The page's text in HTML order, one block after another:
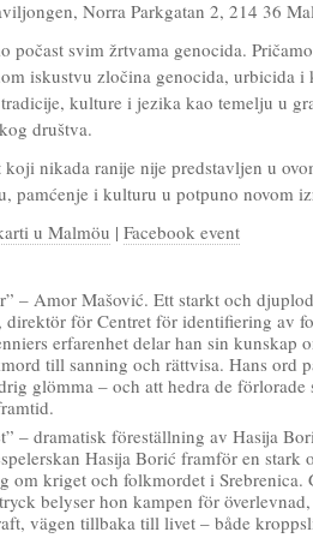
Norra Parkgatan 2, 214 36
počast svim žrtvama genocida.
iskustvu zločina genocida, urbicida i
kulture i jezika kao temelju u
društva.
koji nikada ranije nije predstavljen u
pamćenje i kulturu u potpuno novom
u Malmöu | Facebook event
– Amor Mašović. Ett starkt och
direktör för Centret för identifiering av
erfarenhet delar han sin kunskap
till sanning och rättvisa. Hans ord
glömma – och att hedra de
– dramatisk föreställning av Hasija
Hasija Borić framför en stark
om kriget och folkmordet i Srebrenica.
belyser hon kampen för
vägen tillbaka till livet – både